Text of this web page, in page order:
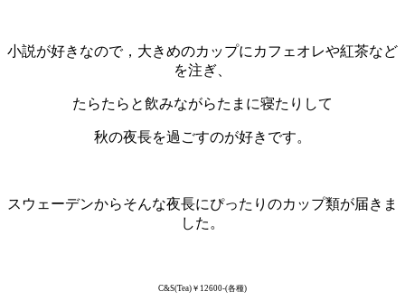
小説が好きなので，大きめのカップにカフェオレや紅茶など
を注ぎ、
たらたらと飲みながらたまに寝たりして
秋の夜長を過ごすのが好きです。
スウェーデンからそんな夜長にぴったりのカップ類が届きま
した。
C&S(Tea)￥12600-(各種)